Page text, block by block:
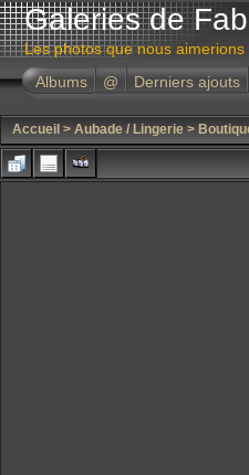
Galeries de
Les photos que nous
Albums
@ Derniers ajouts
Accueil > Aubade / Lingerie >